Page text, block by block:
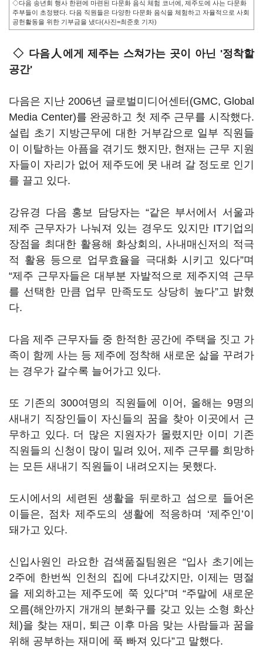
◇다음 송년회 행사 한편에 마련된 다문화 음식 체험 코너에, 제주도에 사는 다문화
주부들이 초정됐다. 다음 직원들은 다양한 다문화 음식을 체험하고 자율적으로 사회
공헌활동을 위한 기부금을 냈다(사진=최준호 기자)
◇ 다음人에게 제주는 스쳐가는 곳이 아닌 '정착할
공간'
다음은 지난 2006년 글로벌미디어센터(GMC, Global
Media Center)를 완공하고 첫 제주 근무를 시작했다.
설립 초기 지방근무에 대한 거부감으로 일부 직원들
이 이탈하는 아픔을 겪기도 했지만, 현재는 근무 지원
자들이 자리가 없어 제주도에 못 내려 갈 정도로 인기
를 끌고 있다.
강유경 다음 홍보 담당자는 “같은 부서에서 서울과
제주 근무자가 나눠져 있는 경우도 있지만 IT기업의
장점을 최대한 활용해 화상회의, 사내매신저의 적극
적 활용 등으로 업무효율을 극대화 시키고 있다”며
“제주 근무자들은 대부분 자발적으로 제주지역 근무
를 선택한 만큼 업무 만족도도 상당히 높다”고 밝혔
다.
다음 제주 근무자들 중 한적한 공간에 주택을 짓고 가
족이 함께 사는 등 제주에 정착해 새로운 삶을 꾸려가
는 경우가 갈수록 늘어가고 있다.
또 기존의 300여명의 직원들에 이어, 올해는 9명의
새내기 직장인들이 자신들의 꿈을 찾아 이곳에서 근
무하고 있다. 더 많은 지원자가 몰렸지만 이미 기존
직원들의 신청이 많이 밀려 있어, 제주 근무를 희망하
는 모든 새내기 직원들이 내려오지는 못했다.
도시에서의 세련된 생활을 뒤로하고 섬으로 들어온
이들은, 점차 제주도의 생활에 적응하며 ‘제주인’이
돼가고 있다.
신입사원인 라요한 검색품질팀원은 “입사 초기에는
2주에 한번씩 인천의 집에 다녀갔지만, 이제는 명절
을 제외하고는 제주도에 쭉 있다”며 “주말에 새로운
오름(해안까지 개개의 분화구를 갖고 있는 소형 화산
체)을 찾는 재미, 퇴근 이후 마음 맞는 사람들과 꿈을
위해 공부하는 재미에 푹 빠져 있다”고 말했다.